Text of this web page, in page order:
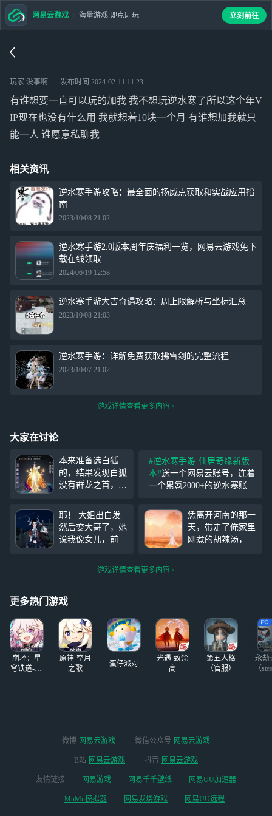
玩家 没事啊 发布时间 2024-02-11 11:23
有谁想要一直可以玩的加我 我不想玩逆水寒了所以这个年V
IP现在也没有什么用 我就想着10块一个月 有谁想加我就只
能一人 谁愿意私聊我
相关资讯
逆水寒手游攻略：最全面的扬威点获取和实战应用指
南
2023/10/08 21:02
逆水寒手游2.0版本周年庆福利一览，网易云游戏免下
载在线领取
2024/06/19 12:58
逆水寒手游大吉奇遇攻略：周上限解析与坐标汇总
2023/10/08 21:03
逆水寒手游：详解免费获取拂雪剑的完整流程
2023/10/07 21:02
游戏详情查看更多内容
大家在讨论
本来准备选白狐
的，结果发现白狐
没有群龙之首，这
想留到下次选，下
次要从蜘蛛精和妲
己里面选。我受够
了
#逆水寒手游·仙居奇缘新版
本#送一个网易云账号，连着
一个累氪2000+的逆水寒账
掉 水果平板私聊不了，直接
评论，先到先得
耶！ 大姐出白发
然后变大哥了，她
说我像女儿，前四
是和大哥，再后两
张是过剧情得新衣
的，最后一张是过
恁离开河南的那一
天，带走了俺家里
刚煮的胡辣汤，俺
花油馍散发着香味
但是俺却一点也不
想吃，因为恁薅走
了俺家地里
游戏详情查看更多内容
更多热门游戏
崩坏：星
穹铁道-4.4
原神·空月
之歌
蛋仔派对
光遇-致梵
高
第五人格
（官服）
永劫
（
网易云游戏 海量游戏 即点即玩 立刻前往
微博 网易云游戏 微信公众号 网易云游戏
B站 网易云游戏 抖音 网易云游戏
友情链接 网易游戏 网易千千壁纸 网易UU加速器
MuMu模拟器 网易发烧游戏 网易UU远程